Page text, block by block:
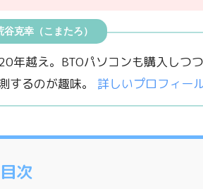
克幸（こまたろ）
年越え。BTOパソコンも購入しつ
するのが趣味。 詳しいプロフィー
目次